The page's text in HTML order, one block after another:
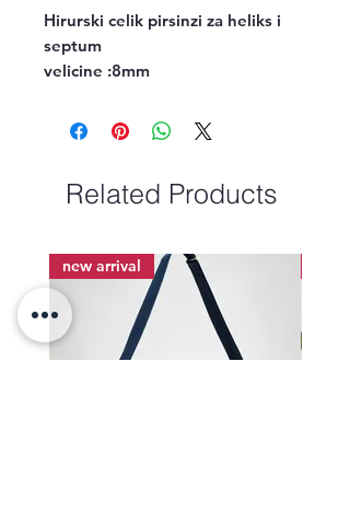
Hirurski celik pirsinzi za heliks i
septum
velicine :8mm
Related Products
new arrival